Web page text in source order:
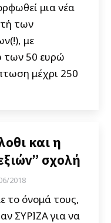
μια νέα
των
με
των 50 ευρώ
μέχρι 250
και η
σχολή
2018
το όνομά τους,
ΣΥΡΙΖΑ για να